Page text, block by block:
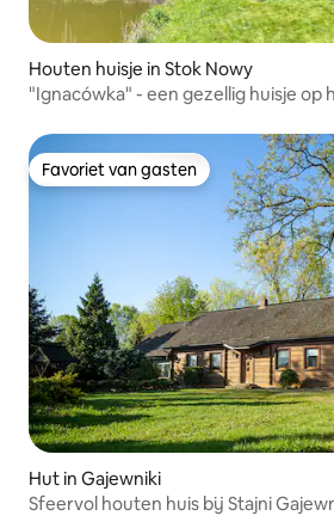
Houten huisje in Stok Nowy
"Ignacówka" - een gezellig huisje op
Favoriet van gasten
Favoriet van gasten
Hut in Gajewniki
Sfeervol houten huis bij Stajni